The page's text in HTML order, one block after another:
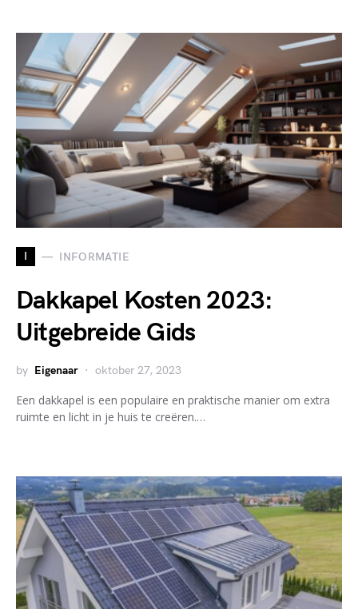
I INFORMATIE
Dakkapel Kosten 2023:
Uitgebreide Gids
by Eigenaar oktober 27, 2023
Een dakkapel is een populaire en praktische manier om extra
ruimte en licht in je huis te creëren.…